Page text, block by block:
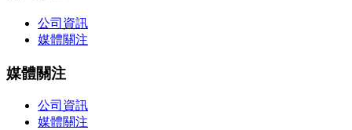
公司資訊
媒體關注
媒體關注
公司資訊
媒體關注